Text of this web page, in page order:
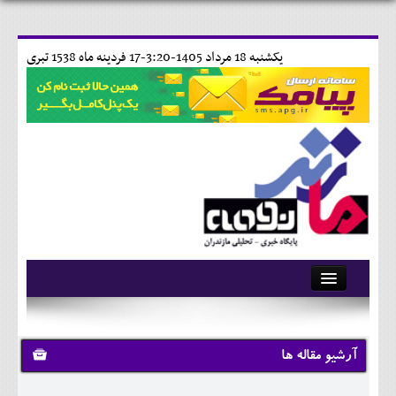
17 فردينه ماه 1538 تبری يکشنبه 18 مرداد 1405-3:20-
آرشیو
تماس با ما
وبلاگ
آرشیو مقاله ها